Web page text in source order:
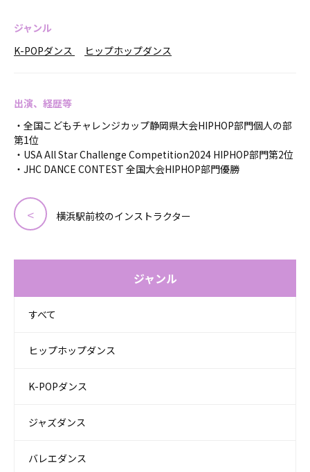
ジャンル
K-POPダンス
ヒップホップダンス
出演、経歴等
・全国こどもチャレンジカップ静岡県大会HIPHOP部門個人の部
第1位
・USA All Star Challenge Competition2024 HIPHOP部門第2位
・JHC DANCE CONTEST 全国大会HIPHOP部門優勝
横浜駅前校のインストラクター
ジャンル
すべて
ヒップホップダンス
K-POPダンス
ジャズダンス
バレエダンス